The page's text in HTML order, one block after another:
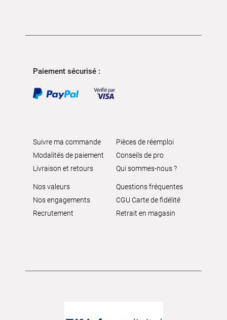
Paiement sécurisé :
Suivre ma commande
Modalités de paiement
Livraison et retours
Pièces de réemploi
Conseils de pro
Qui sommes-nous ?
Nos valeurs
Nos engagements
Recrutement
Questions fréquentes
CGU Carte de fidélité
Retrait en magasin